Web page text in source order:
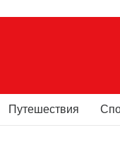
Путешествия